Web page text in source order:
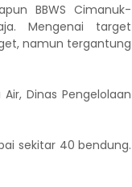
BBWS Cimanuk-
Mengenai target
namun tergantung
Dinas Pengelolaan
sekitar 40 bendung.